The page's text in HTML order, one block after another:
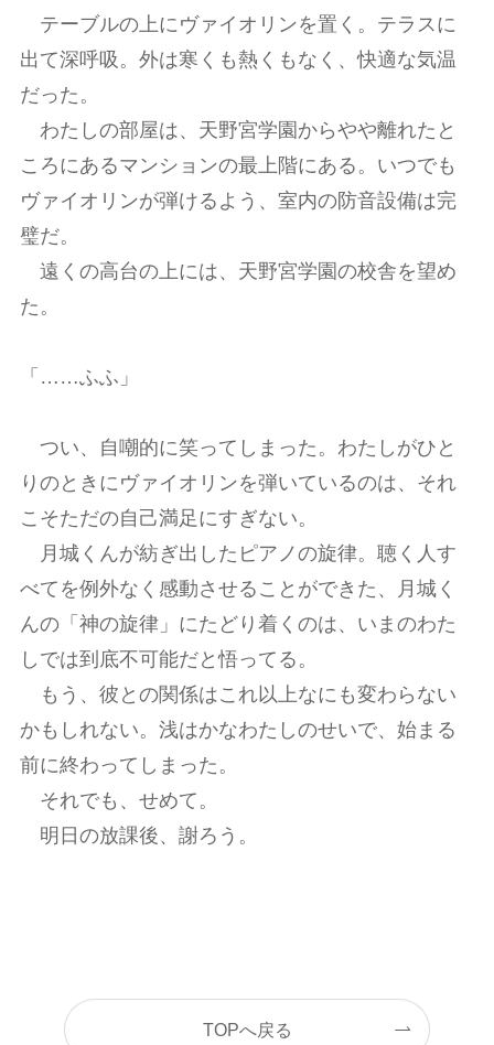
テーブルの上にヴァイオリンを置く。テラスに
出て深呼吸。外は寒くも熱くもなく、快適な気温
だった。
わたしの部屋は、天野宮学園からやや離れたと
ころにあるマンションの最上階にある。いつでも
ヴァイオリンが弾けるよう、室内の防音設備は完
璧だ。
遠くの高台の上には、天野宮学園の校舎を望め
た。
「……ふふ」
つい、自嘲的に笑ってしまった。わたしがひと
りのときにヴァイオリンを弾いているのは、それ
こそただの自己満足にすぎない。
月城くんが紡ぎ出したピアノの旋律。聴く人す
べてを例外なく感動させることができた、月城く
んの「神の旋律」にたどり着くのは、いまのわた
しでは到底不可能だと悟ってる。
もう、彼との関係はこれ以上なにも変わらない
かもしれない。浅はかなわたしのせいで、始まる
前に終わってしまった。
それでも、せめて。
明日の放課後、謝ろう。
TOPへ戻る